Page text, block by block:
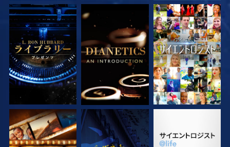
シリーズを探求 シリーズを探求 観る
シリーズを探求 観る シリーズを探求